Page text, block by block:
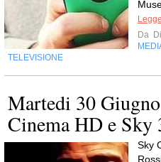
Da
TELEVISIONE
Martedi 30
Cinema HD e Sky
Sky